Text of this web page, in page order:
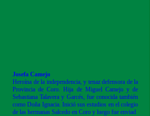
Josefa Camejo
Heroína de la independencia, y tenaz defensora de la
Provincia de Coro. Hija de Miguel Camejo y de
Sebastiana Talavera y Garcés, fue conocida también
como Doña Ignacia. Inició sus estudios en el colegio
de las hermanas Salcedo en Coro y luego fue enviad